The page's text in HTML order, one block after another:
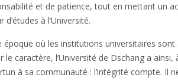
et de patience, tout en mettant un
d’études à l’Université.
époque où les institutions universitaires
le caractère, l’Université de Dschang a
à sa communauté : l’intégrité compte. Il